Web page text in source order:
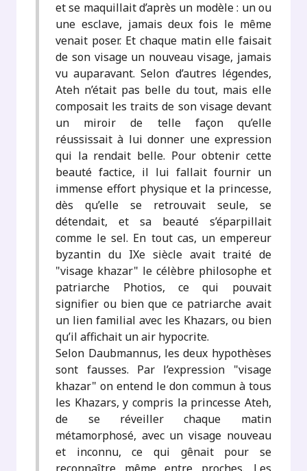
et se maquillait d’après un modèle : un ou
une esclave, jamais deux fois le même
venait poser. Et chaque matin elle faisait
de son visage un nouveau visage, jamais
vu auparavant. Selon d’autres légendes,
Ateh n’était pas belle du tout, mais elle
composait les traits de son visage devant
un miroir de telle façon qu’elle
réussissait à lui donner une expression
qui la rendait belle. Pour obtenir cette
beauté factice, il lui fallait fournir un
immense effort physique et la princesse,
dès qu’elle se retrouvait seule, se
détendait, et sa beauté s’éparpillait
comme le sel. En tout cas, un empereur
byzantin du IXe siècle avait traité de
"visage khazar" le célèbre philosophe et
patriarche Photios, ce qui pouvait
signifier ou bien que ce patriarche avait
un lien familial avec les Khazars, ou bien
qu’il affichait un air hypocrite.
Selon Daubmannus, les deux hypothèses
sont fausses. Par l’expression "visage
khazar" on entend le don commun à tous
les Khazars, y compris la princesse Ateh,
de se réveiller chaque matin
métamorphosé, avec un visage nouveau
et inconnu, ce qui gênait pour se